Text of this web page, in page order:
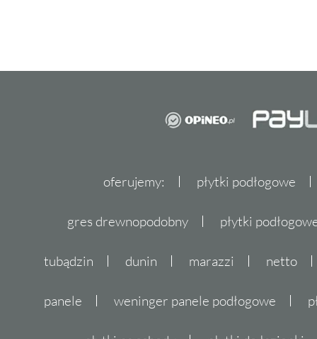
oferujemy: płytki podłogowe
gres drewnopodobny płytki
tubądzin dunin marazzi netto
panele weninger panele podłogowe